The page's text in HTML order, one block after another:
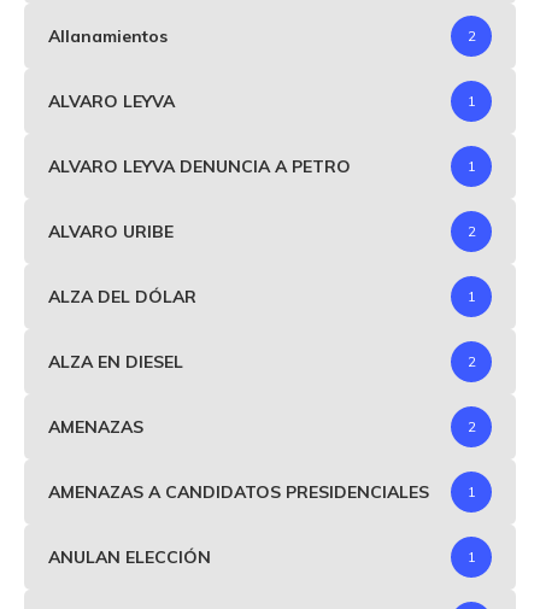
Allanamientos 2
ALVARO LEYVA 1
ALVARO LEYVA DENUNCIA A PETRO 1
ALVARO URIBE 2
ALZA DEL DÓLAR 1
ALZA EN DIESEL 2
AMENAZAS 2
AMENAZAS A CANDIDATOS PRESIDENCIALES 1
ANULAN ELECCIÓN 1